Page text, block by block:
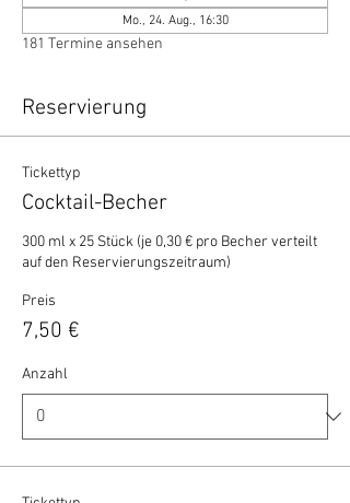
Mo., 24. Aug., 16:30
181 Termine ansehen
Reservierung
Tickettyp
Cocktail-Becher
300 ml x 25 Stück (je 0,30 € pro Becher verteilt
auf den Reservierungszeitraum)
Preis
7,50 €
Anzahl